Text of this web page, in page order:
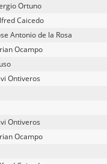
Ortuno
Caicedo
Antonio de la Rosa
Ocampo
Ontiveros
Ontiveros
Ocampo